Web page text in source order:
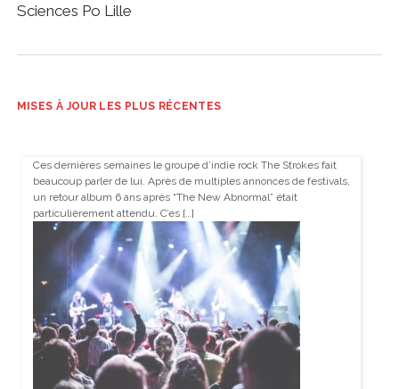
Sciences Po Lille
MISES À JOUR LES PLUS RÉCENTES
Ces dernières semaines le groupe d’indie rock The Strokes fait
beaucoup parler de lui. Après de multiples annonces de festivals,
un retour album 6 ans après “The New Abnormal” était
particulièrement attendu. C’es […]